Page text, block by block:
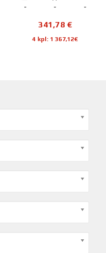
- - -
341,78€
4 kpl: 1 367,12€